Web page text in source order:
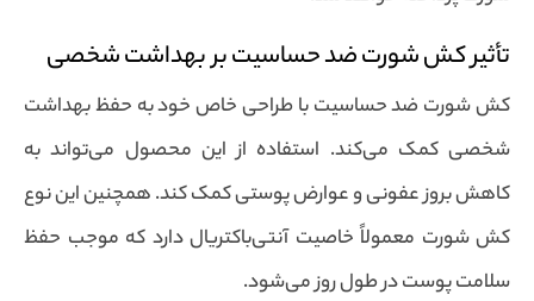
تأثیر کش شورت ضد حساسیت بر بهداشت شخصی
کش شورت ضد حساسیت با طراحی خاص خود به حفظ بهداشت
شخصی کمک می‌کند. استفاده از این محصول می‌تواند به
کاهش بروز عفونی و عوارض پوستی کمک کند. همچنین این نوع
کش شورت معمولاً خاصیت آنتی‌باکتریال دارد که موجب حفظ
سلامت پوست در طول روز می‌شود.